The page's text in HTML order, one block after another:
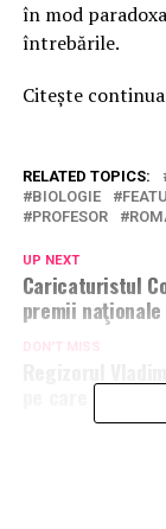
în mod
întrebările.
Citește
RELATED TOPICS:
BIOLOGIE
PROFESOR
UP NEXT
Caricaturistul
premii
DON'T MISS
pe care eu îl